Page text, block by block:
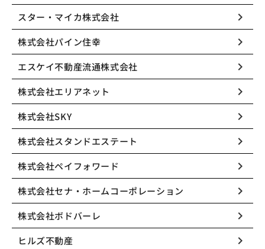
スター・マイカ株式会社 keyboard_arrow_right
株式会社パイン住幸 keyboard_arrow_right
エスケイ不動産流通株式会社 keyboard_arrow_right
株式会社エリアネット keyboard_arrow_right
株式会社SKY keyboard_arrow_right
株式会社スタンドエステート keyboard_arrow_right
株式会社ペイフォワード keyboard_arrow_right
株式会社セナ・ホームコーポレーション keyboard_arrow_right
株式会社ボドバーレ keyboard_arrow_right
ヒルズ不動産 keyboard_arrow_right